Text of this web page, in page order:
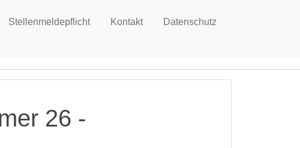
Stellenmeldepflicht Kontakt Datenschutz
26 -